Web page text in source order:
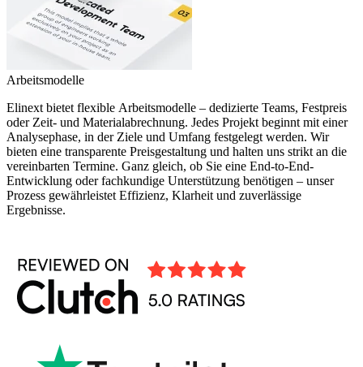
Arbeitsmodelle
Elinext bietet flexible Arbeitsmodelle – dedizierte Teams, Festpreis
oder Zeit- und Materialabrechnung. Jedes Projekt beginnt mit einer
Analysephase, in der Ziele und Umfang festgelegt werden. Wir
bieten eine transparente Preisgestaltung und halten uns strikt an die
vereinbarten Termine. Ganz gleich, ob Sie eine End-to-End-
Entwicklung oder fachkundige Unterstützung benötigen – unser
Prozess gewährleistet Effizienz, Klarheit und zuverlässige
Ergebnisse.